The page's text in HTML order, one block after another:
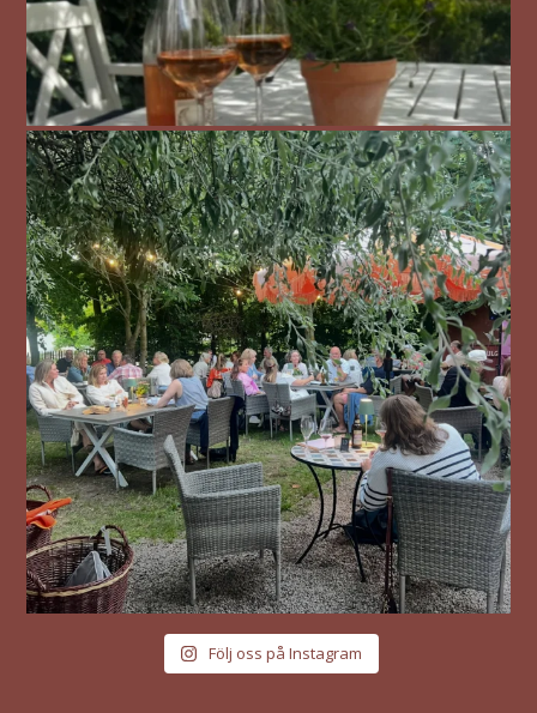
Följ oss på Instagram